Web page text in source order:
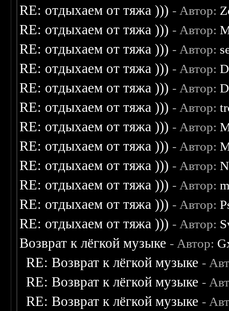
RE: отдыхаем от тяжа ))) - Автор:
RE: отдыхаем от тяжа ))) - Автор:
RE: отдыхаем от тяжа ))) - Автор:
RE: отдыхаем от тяжа ))) - Автор:
RE: отдыхаем от тяжа ))) - Автор:
RE: отдыхаем от тяжа ))) - Автор:
RE: отдыхаем от тяжа ))) - Автор:
RE: отдыхаем от тяжа ))) - Автор:
RE: отдыхаем от тяжа ))) - Автор:
RE: отдыхаем от тяжа ))) - Автор:
RE: отдыхаем от тяжа ))) - Автор:
RE: отдыхаем от тяжа ))) - Автор:
Возврат к лёгкой музыке - Автор:
RE: Возврат к лёгкой музыке -
RE: Возврат к лёгкой музыке -
RE: Возврат к лёгкой музыке -